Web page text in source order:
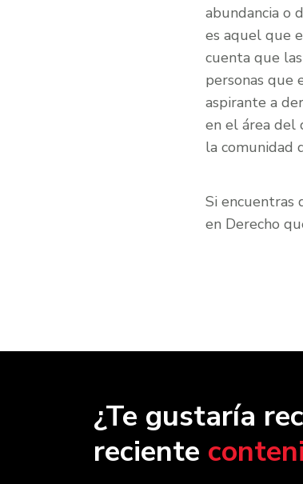
abundancia o
es aquel que
cuenta que
personas que
aspirante a
en el área del
la comunidad
Si encuentras
en Derecho
¿Te gustaría
reciente